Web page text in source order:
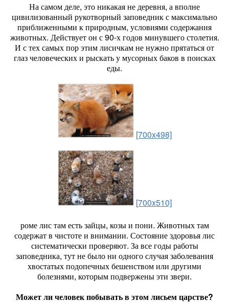
На самом деле, это никакая не деревня, а вполне
цивилизованный рукотворный заповедник с максимально
приближенными к природным, условиями содержания
животных. Действует он с 90-х годов минувшего столетия.
И с тех самых пор этим лисичкам не нужно прятаться от
глаз человеческих и рыскать у мусорных баков в поисках
еды.
[700x498]
[700x510]
роме лис там есть зайцы, козы и пони. Животных там
содержат в чистоте и внимании. Состояние здоровья лис
систематически проверяют. За все годы работы
заповедника, тут не было ни одного случая заболевания
хвостатых подопечных бешенством или другими
болезнями, которым подвержены эти звери.
Может ли человек побывать в этом лисьем царстве?